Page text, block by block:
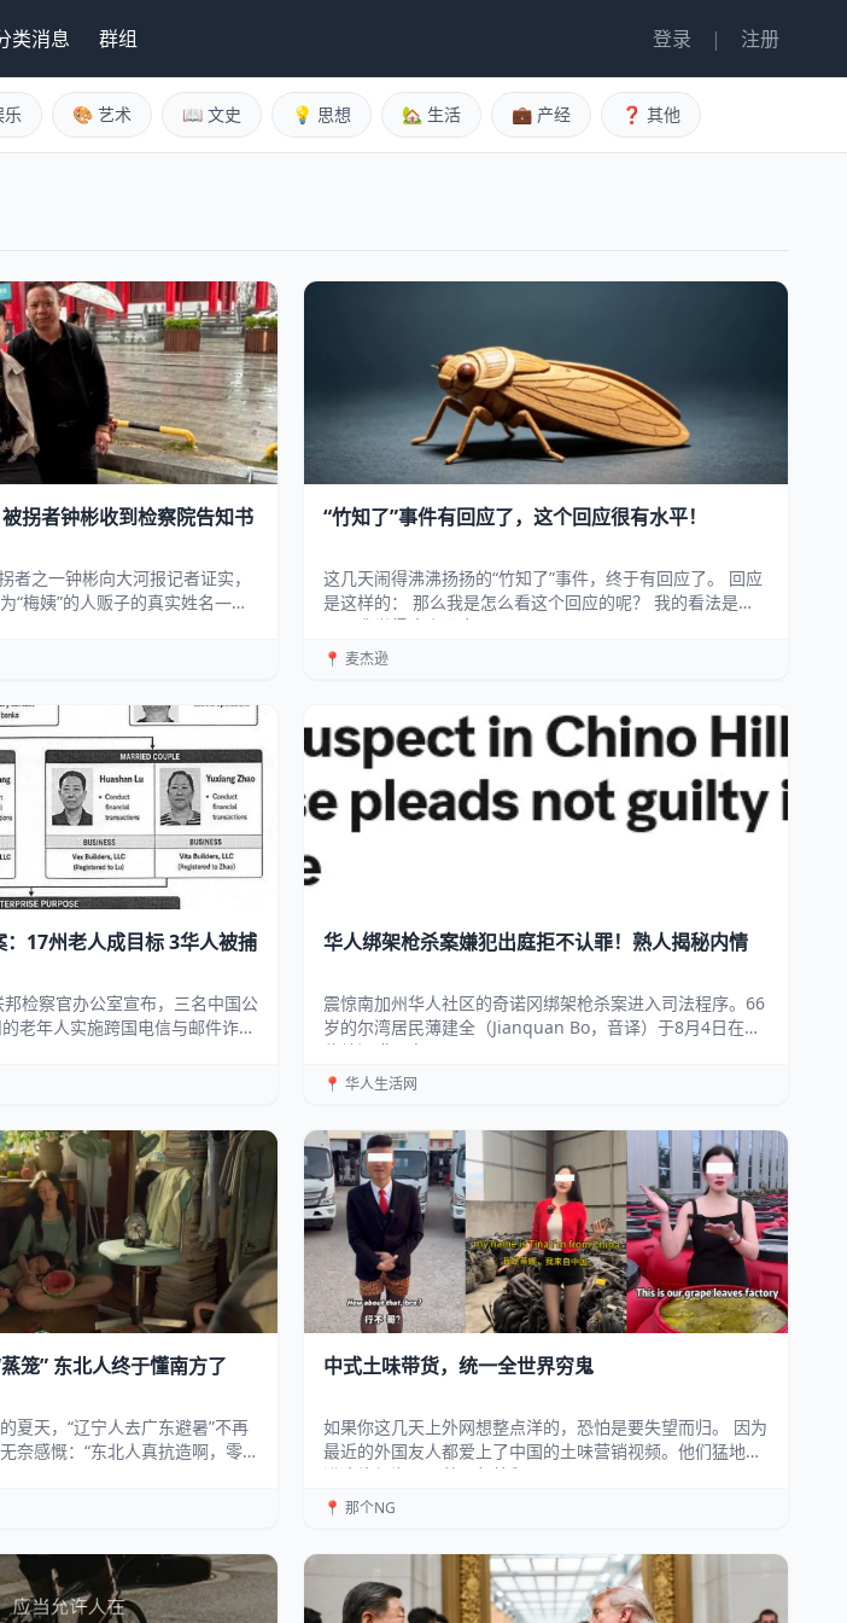
类消息 群组 登录 | 注册
🎨 艺术 📖 文史 💡 思想 🏡 生活 💼 产经 ❓ 其他
拐者钟彬收到检察院告知书
者之一钟彬向大河报记者证实，
“梅姨”的人贩子的真实姓名——
“竹知了”事件有回应了，这个回应很有水平！
这几天闹得沸沸扬扬的“竹知了”事件，终于有回应了。 回应
是这样的： 那么我是怎么看这个回应的呢？ 我的看法是
——我觉得这个回应...
📍 麦杰逊
17州老人成目标 3华人被捕
检察官办公室宣布，三名中国公
老年人实施跨国电信与邮件诈骗
华人绑架枪杀案嫌犯出庭拒不认罪！熟人揭秘内情
震惊南加州华人社区的奇诺冈绑架枪杀案进入司法程序。66
岁的尔湾居民薄建全（Jianquan Bo，音译）于8月4日在圣
伯纳汀诺县高...
📍 华人生活网
暴击 热成“蒸笼” 东北人终于懂南方了
夏天，“辽宁人去广东避暑”不再
奈感慨：“东北人真抗造啊，零
中式土味带货，统一全世界穷鬼
如果你这几天上外网想整点洋的，恐怕是要失望而归。 因为
最近的外国友人都爱上了中国的土味营销视频。他们猛地扎
进这片红海，跟着一帮外贸...
📍 那个NG